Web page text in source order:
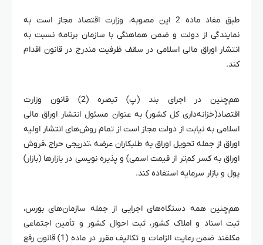
طبق مفاد ماده 2 این مصوبه، وزارت اقتصاد مجاز است به
نمایندگی از دولت و ضمن هماهنگی با سازمان برنامه نسبت به
انتشار اوراق مالی اسلامی در سقف ظرفیت مندرج در قانون اقدام
هم‌چنین در اجرای بند (پ) تبصره (2) قانون وزارت
اقتصاد(خزانه‌داری کل کشور) به عنوان مسئول انتشار اوراق مالی
اسلامی به نیابت از دولت مجاز است از تمام روش‌های انتشار اولیه
اوراق از جمله تحویل اوراق به طلبکاران عرضه ،تدریجی حراج ،فروش
اوراق به کسر کم‌تر از قیمت اسمی) و پذیره نویسی در بازارها (بازار)
پول و بازار سرمایه استفاده کند.
هم‌چنین همه دستگاه‌های اجرایی از جمله سازمان‌های بورس،
ثبت اسناد و املاک کشور، ثبت احوال کشور و تأمین اجتماعی
مکلفند ضمن رعایت الزامات و تکالیف مقرر در ماده (1) قانون رفع